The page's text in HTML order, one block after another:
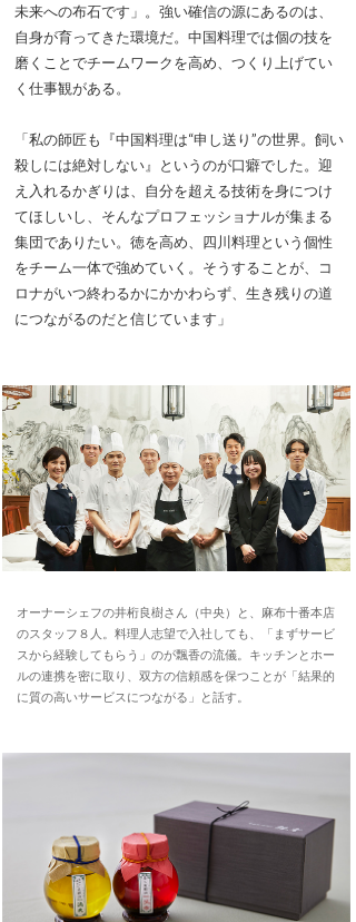
未来への布石です」。強い確信の源にあるのは、
自身が育ってきた環境だ。中国料理では個の技を
磨くことでチームワークを高め、つくり上げてい
く仕事観がある。
「私の師匠も『中国料理は“申し送り”の世界。飼い
殺しには絶対しない』というのが口癖でした。迎
え入れるかぎりは、自分を超える技術を身につけ
てほしいし、そんなプロフェッショナルが集まる
集団でありたい。徳を高め、四川料理という個性
をチーム一体で強めていく。そうすることが、コ
ロナがいつ終わるかにかかわらず、生き残りの道
につながるのだと信じています」
オーナーシェフの井桁良樹さん（中央）と、麻布十番本店
のスタッフ８人。料理人志望で入社しても、「まずサービ
スから経験してもらう」のが飄香の流儀。キッチンとホー
ルの連携を密に取り、双方の信頼感を保つことが「結果的
に質の高いサービスにつながる」と話す。